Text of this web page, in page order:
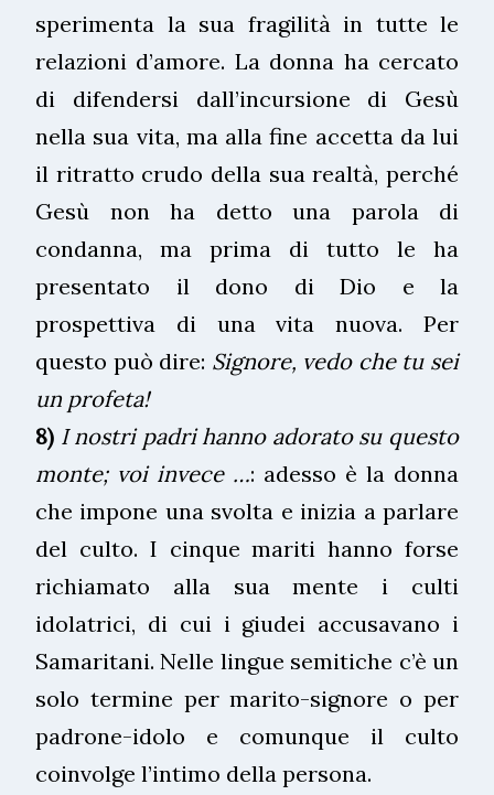
sperimenta la sua fragilità in tutte le
relazioni d’amore. La donna ha cercato
di difendersi dall’incursione di Gesù
nella sua vita, ma alla fine accetta da lui
il ritratto crudo della sua realtà, perché
Gesù non ha detto una parola di
condanna, ma prima di tutto le ha
presentato il dono di Dio e la
prospettiva di una vita nuova. Per
questo può dire: Signore, vedo che tu sei
un profeta!
8) I nostri padri hanno adorato su questo
monte; voi invece …: adesso è la donna
che impone una svolta e inizia a parlare
del culto. I cinque mariti hanno forse
richiamato alla sua mente i culti
idolatrici, di cui i giudei accusavano i
Samaritani. Nelle lingue semitiche c’è un
solo termine per marito-signore o per
padrone-idolo e comunque il culto
coinvolge l’intimo della persona.